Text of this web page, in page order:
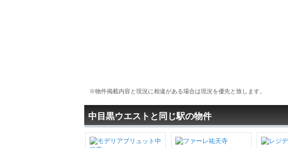
※物件掲載内容と現況に相違がある場合は現況を優先と致します。
中目黒ウエストと同じ駅の物件